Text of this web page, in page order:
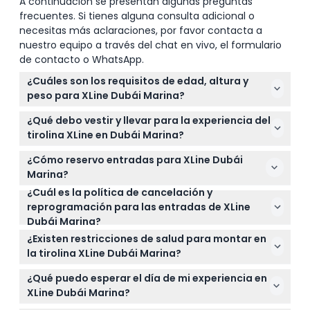
frecuentes. Si tienes alguna consulta adicional o
necesitas más aclaraciones, por favor contacta a
nuestro equipo a través del chat en vivo, el formulario
de contacto o WhatsApp.
¿Cuáles son los requisitos de edad, altura y
peso para XLine Dubái Marina?
Debes tener entre 12 y 65 años, medir al menos 130
cm de altura y pesar entre 45 y 100 kg para montar
requiere un formulario de consentimiento parental.
¿Qué debo vestir y llevar para la experiencia del
tirolina XLine en Dubái Marina?
Usa ropa modesta y cómoda con zapatos
cerrados; no se permiten faldas, vestidos ni
engancharse durante el paseo.
¿Cómo reservo entradas para XLine Dubái
Marina?
Puedes reservar tus entradas para XLine Dubái
Marina fácilmente en línea aquí mismo en este
sitio web, donde también puedes consultar la
disponibilidad en tiempo real y los horarios de las
sesiones.
¿Cuál es la política de cancelación y
reprogramación para las entradas de XLine
Dubái Marina?
Las entradas no son reembolsables ni transferibles
una vez compradas. Sin embargo, las entradas
antes del horario reservado (sujeto a
disponibilidad).
¿Existen restricciones de salud para montar en
la tirolina XLine Dubái Marina?
Sí, debes estar en buen estado médico, no estar
embarazada, no tener lesiones graves o
¿Qué puedo esperar el día de mi experiencia en
XLine Dubái Marina?